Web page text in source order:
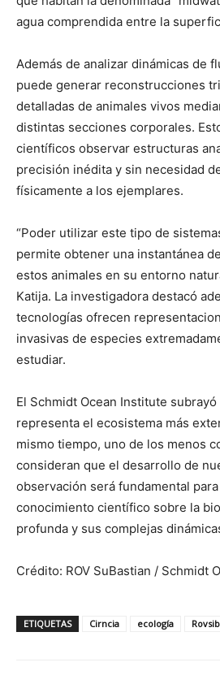
agua comprendida entre la
Además de analizar dinámicas de
puede generar reconstrucciones
detalladas de animales vivos
distintas secciones corporales.
científicos observar estructuras
precisión inédita y sin necesidad
físicamente a los ejemplares.
“Poder utilizar este tipo de
permite obtener una instantánea
estos animales en su entorno
Katija. La investigadora destacó
tecnologías ofrecen
invasivas de especies
estudiar.
El Schmidt Ocean Institute
representa el ecosistema más
mismo tiempo, uno de los menos
consideran que el desarrollo de
observación será fundamental
conocimiento científico sobre la
profunda y sus complejas
Crédito: ROV SuBastian / Schmidt
ETIQUETAS Cirncia ecología